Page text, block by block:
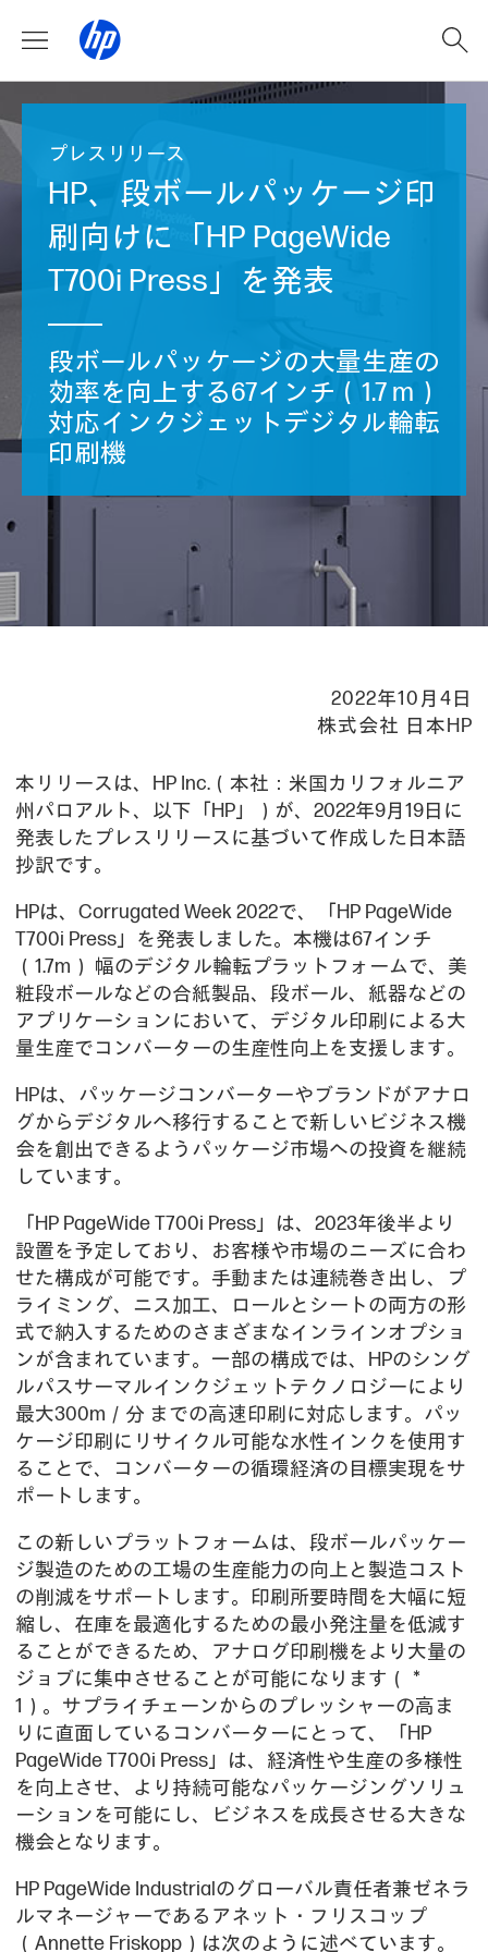
プレスリリース
HP、段ボールパッケージ印
刷向けに「HP PageWide
T700i Press」を発表
段ボールパッケージの大量生産の
効率を向上する67インチ（1.7 m）
対応インクジェットデジタル輪転
印刷機
2022年10月4日
株式会社 日本HP
本リリースは、HP Inc.（本社：米国カリフォルニア
州パロアルト、以下「HP」）が、2022年9月19日に
発表したプレスリリースに基づいて作成した日本語
抄訳です。
HPは、Corrugated Week 2022で、「HP PageWide
T700i Press」を発表しました。本機は67インチ
（1.7m） 幅のデジタル輪転プラットフォームで、美
粧段ボールなどの合紙製品、段ボール、紙器などの
アプリケーションにおいて、デジタル印刷による大
量生産でコンバーターの生産性向上を支援します。
HPは、パッケージコンバーターやブランドがアナロ
グからデジタルへ移行することで新しいビジネス機
会を創出できるようパッケージ市場への投資を継続
しています。
「HP PageWide T700i Press」は、2023年後半より
設置を予定しており、お客様や市場のニーズに合わ
せた構成が可能です。手動または連続巻き出し、プ
ライミング、ニス加工、ロールとシートの両方の形
式で納入するためのさまざまなインラインオプショ
ンが含まれています。一部の構成では、HPのシング
ルパスサーマルインクジェットテクノロジーにより
最大300m／分 までの高速印刷に対応します。パッ
ケージ印刷にリサイクル可能な水性インクを使用す
ることで、コンバーターの循環経済の目標実現をサ
ポートします。
この新しいプラットフォームは、段ボールパッケー
ジ製造のための工場の生産能力の向上と製造コスト
の削減をサポートします。印刷所要時間を大幅に短
縮し、在庫を最適化するための最小発注量を低減す
ることができるため、アナログ印刷機をより大量の
ジョブに集中させることが可能になります（＊
1）。サプライチェーンからのプレッシャーの高ま
りに直面しているコンバーターにとって、「HP
PageWide T700i Press」は、経済性や生産の多様性
を向上させ、より持続可能なパッケージングソリュ
ーションを可能にし、ビジネスを成長させる大きな
機会となります。
HP PageWide Industrialのグローバル責任者兼ゼネラ
ルマネージャーであるアネット・フリスコップ
（Annette Friskopp）は次のように述べています。